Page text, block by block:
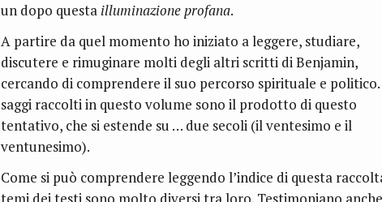
un dopo questa illuminazione profana.
A partire da quel momento ho iniziato a leggere, studiare,
discutere e rimuginare molti degli altri scritti di Benjamin,
cercando di comprendere il suo percorso spirituale e
saggi raccolti in questo volume sono il prodotto di questo
tentativo, che si estende su … due secoli (il ventesimo e il
ventunesimo).
Come si può comprendere leggendo l’indice di questa